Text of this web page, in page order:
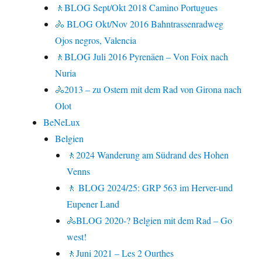
🚶BLOG Sept/Okt 2018 Camino Portugues
🚴 BLOG Okt/Nov 2016 Bahntrassenradweg
Ojos negros, Valencia
🚶BLOG Juli 2016 Pyrenäen – Von Foix nach
Nuria
🚴2013 – zu Ostern mit dem Rad von Girona nach
Olot
BeNeLux
Belgien
🚶2024 Wanderung am Südrand des Hohen
Venns
🚶 BLOG 2024/25: GRP 563 im Herver-und
Eupener Land
🚴BLOG 2020-? Belgien mit dem Rad – Go
west!
🚶Juni 2021 – Les 2 Ourthes